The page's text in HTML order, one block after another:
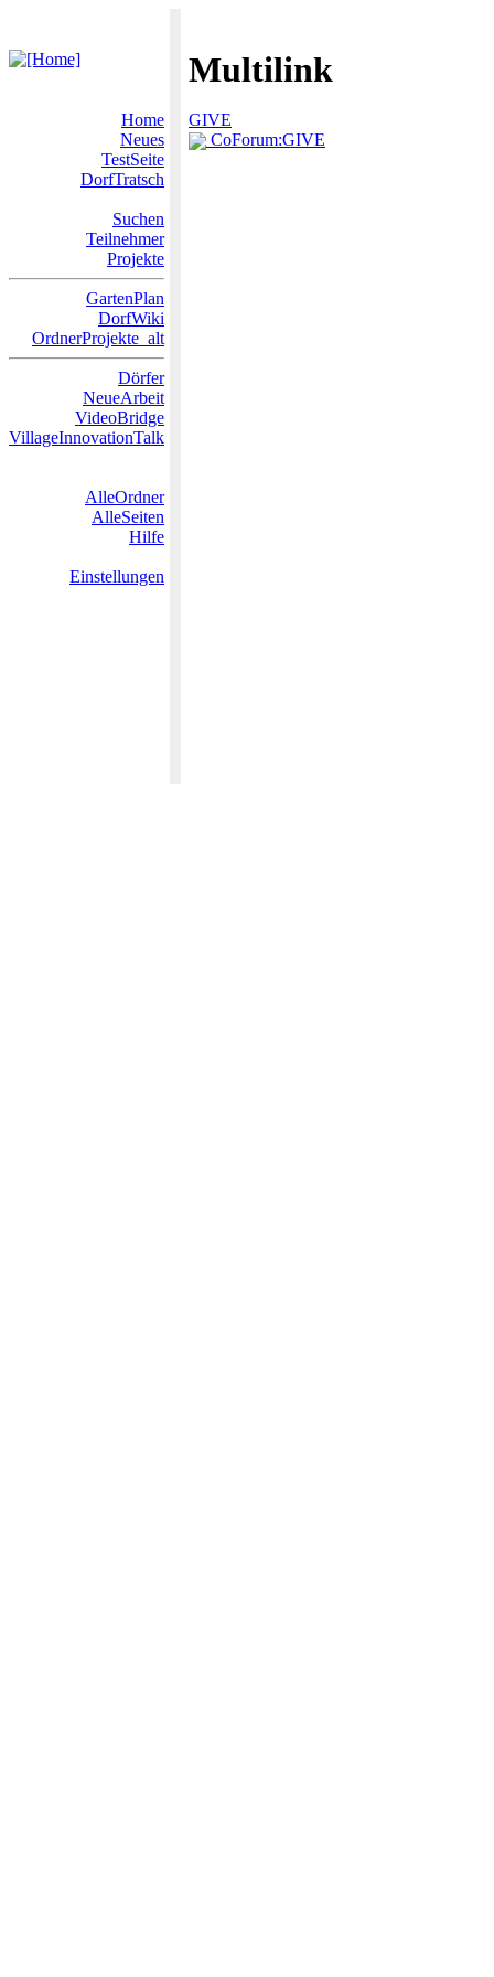
Multilink
Home
Neues
TestSeite
DorfTratsch
Suchen
Teilnehmer
Projekte
GartenPlan
DorfWiki
OrdnerProjekte_alt
Dörfer
NeueArbeit
VideoBridge
VillageInnovationTalk
AlleOrdner
AlleSeiten
Hilfe
Einstellungen
GIVE
CoForum:GIVE